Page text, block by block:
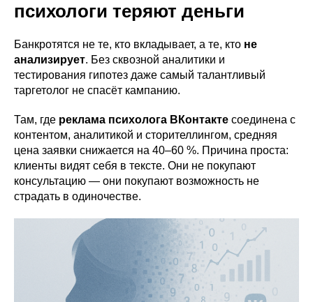
психологи теряют деньги
Банкротятся не те, кто вкладывает, а те, кто не
анализирует. Без сквозной аналитики и
тестирования гипотез даже самый талантливый
таргетолог не спасёт кампанию.
Там, где реклама психолога ВКонтакте соединена с
контентом, аналитикой и сторителлингом, средняя
цена заявки снижается на 40–60 %. Причина проста:
клиенты видят себя в тексте. Они не покупают
консультацию — они покупают возможность не
страдать в одиночестве.